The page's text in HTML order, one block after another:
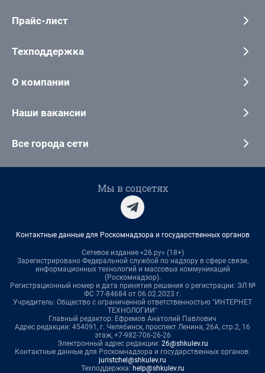
Прайс-лист
Техподдержка
О компании
Наши вакансии
Все города сети
Мы в соцсетях
Контактные данные для Роскомнадзора и государственных органов
Сетевое издание «26.ру» (18+)
Зарегистрировано Федеральной службой по надзору в сфере связи,
информационных технологий и массовых коммуникаций
(Роскомнадзор).
Регистрационный номер и дата принятия решения о регистрации: ЭЛ №
ФС 77-84684 от 06.02.2023 г.
Учредитель: Общество с ограниченной ответственностью "ИНТЕРНЕТ
ТЕХНОЛОГИИ"
Главный редактор: Ефремов Анатолий Павлович
Адрес редакции: 454091, г. Челябинск, проспект Ленина, 26А, стр.2, 16
этаж, +7-982-706-26-26
Электронный адрес редакции: 26@shkulev.ru
Контактные данные для Роскомнадзора и государственных органов:
juristchel@shkulev.ru
Техподдержка: help@shkulev.ru